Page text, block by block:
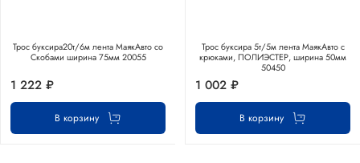
Трос буксира20т/6м лента МаякАвто со
Скобами ширина 75мм 20055
1 222 ₽
В корзину
Трос буксира 5т/5м лента МаякАвто с
крюками, ПОЛИЭСТЕР, ширина 50мм
50450
1 002 ₽
В корзину